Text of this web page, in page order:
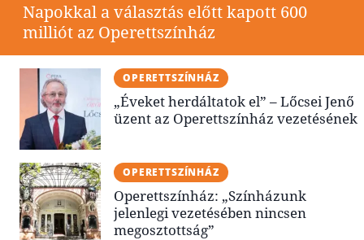
Napokkal a választás előtt kapott 600
milliót az Operettszínház
OPERETTSZÍNHÁZ
„Éveket herdáltatok el” – Lőcsei Jenő
üzent az Operettszínház vezetésének
OPERETTSZÍNHÁZ
Operettszínház: „Színházunk
jelenlegi vezetésében nincsen
megosztottság”